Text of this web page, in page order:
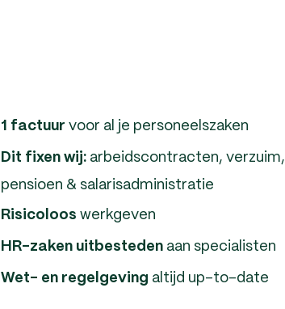
1 factuur voor al je personeelszaken
Dit fixen wij:arbeidscontracten, verzuim,
pensioen & salarisadministratie
Risicoloos werkgeven
HR-zaken uitbestedenaan specialisten
Wet- en regelgeving altijd up-to-date